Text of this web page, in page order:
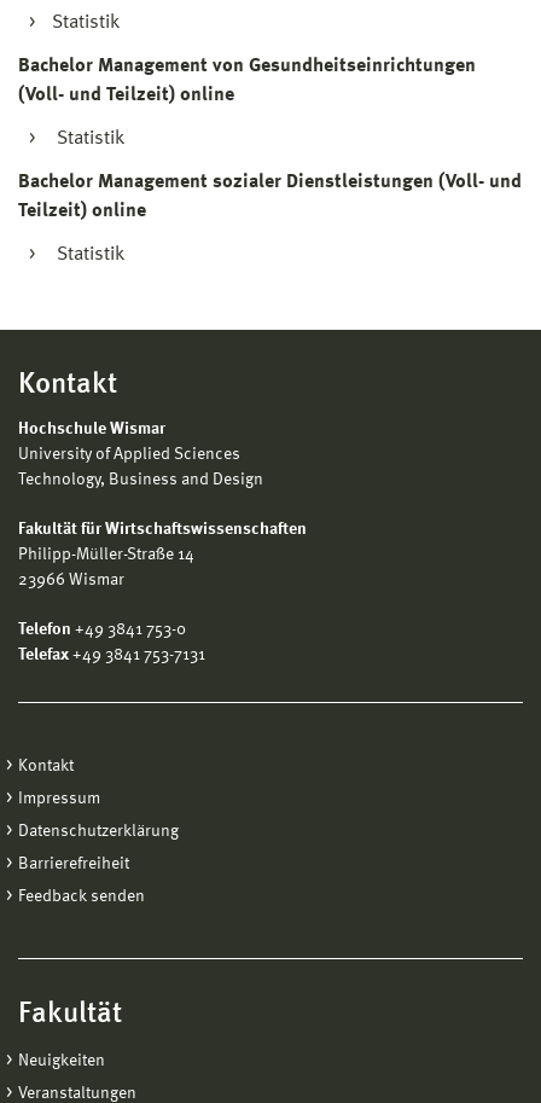
Statistik
Bachelor Management von Gesundheitseinrichtungen
(Voll- und Teilzeit) online
Statistik
Bachelor Management sozialer Dienstleistungen (Voll- und
Teilzeit) online
Statistik
Kontakt
Hochschule Wismar
University of Applied Sciences
Technology, Business and Design
Fakultät für Wirtschaftswissenschaften
Philipp-Müller-Straße 14
23966 Wismar
Telefon +49 3841 753-0
Telefax +49 3841 753-7131
Kontakt
Impressum
Datenschutzerklärung
Barrierefreiheit
Feedback senden
Fakultät
Neuigkeiten
Veranstaltungen